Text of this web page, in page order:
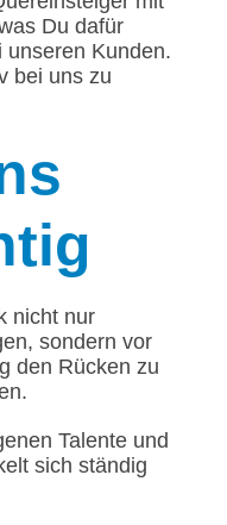
Du dafür
Kunden.
bei uns zu
nicht nur
sondern vor
den Rücken zu
Talente und
sich ständig